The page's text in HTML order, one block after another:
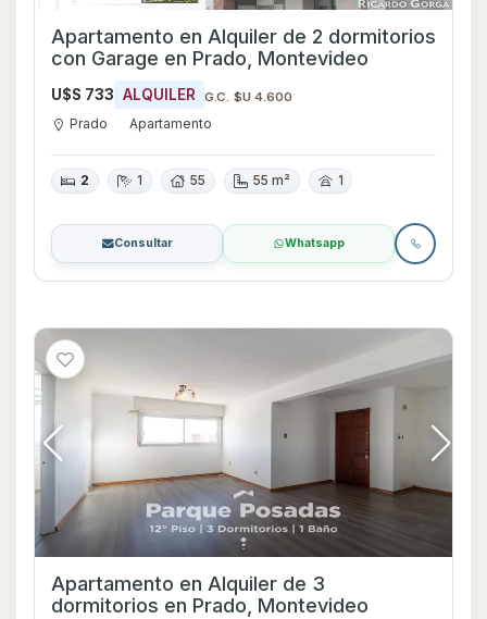
Apartamento en Alquiler de 2 dormitorios
con Garage en Prado, Montevideo
U$S 733 ALQUILER G.C. $U 4.600
Prado Apartamento
2 1 55 55 m² 1
Consultar Whatsapp
Apartamento en Alquiler de 3
dormitorios en Prado, Montevideo